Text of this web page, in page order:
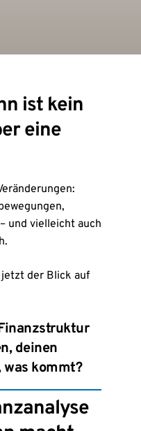
ist kein
eine
und vielleicht auch
der Blick auf
deinen
was kommt?